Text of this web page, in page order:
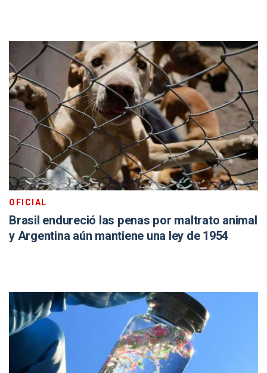
OFICIAL
Brasil endureció las penas por maltrato animal
y Argentina aún mantiene una ley de 1954